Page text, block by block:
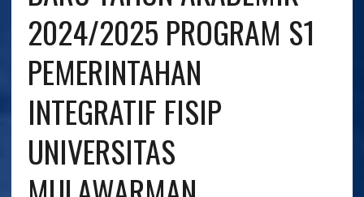
2024/2025 PROGRAM S1
PEMERINTAHAN
INTEGRATIF FISIP
UNIVERSITAS